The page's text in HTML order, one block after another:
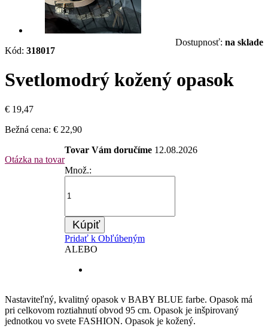
Kód: 318017
Dostupnosť: na sklade
Svetlomodrý kožený opasok
€ 19,47
Bežná cena: € 22,90
Otázka na tovar
Tovar Vám doručíme 12.08.2026
Množ.:
Kúpiť
Pridať k Obľúbeným
ALEBO
Nastaviteľný, kvalitný opasok v BABY BLUE farbe. Opasok má
pri celkovom roztiahnutí obvod 95 cm. Opasok je inšpirovaný
jednotkou vo svete FASHION. Opasok je kožený.